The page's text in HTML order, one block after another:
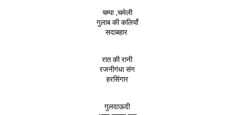
चम्पा ,चमेली
गुलाब की कलियाँ
सदाबहार
रात की रानी
रजनीगंधा संग
हरसिंगार
गुलदाऊदी